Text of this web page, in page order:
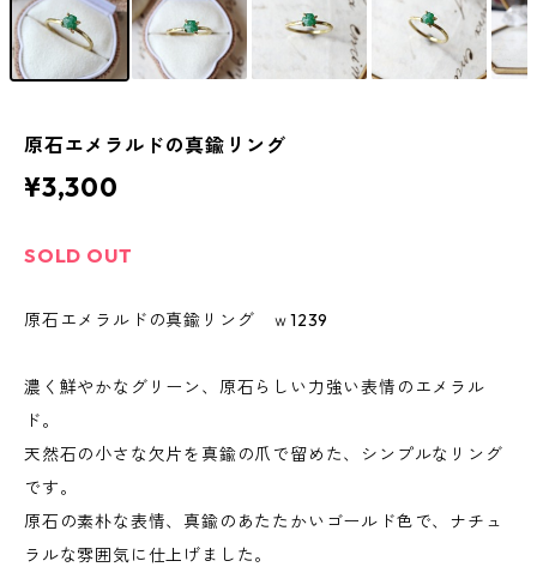
原石エメラルドの真鍮リング
¥3,300
SOLD OUT
原石エメラルドの真鍮リング ｗ1239
濃く鮮やかなグリーン、原石らしい力強い表情のエメラル
ド。
天然石の小さな欠片を真鍮の爪で留めた、シンプルなリング
です。
原石の素朴な表情、真鍮のあたたかいゴールド色で、ナチュ
ラルな雰囲気に仕上げました。